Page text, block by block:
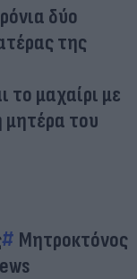
δύο
της
το μαχαίρι με
μητέρα του
Μητροκτόνος